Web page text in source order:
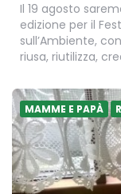
Il 19 agosto
edizione per il
sull’Ambiente,
riusa, riutilizza,
MAMME E PAPÀ